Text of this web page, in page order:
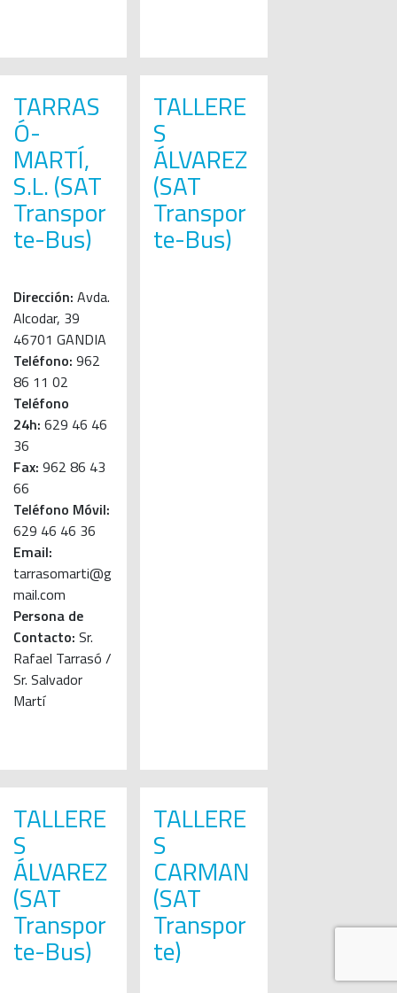
TARRAS
Ó-
MARTÍ,
S.L. (SAT
Transpor
te-Bus)
Dirección: Avda.
Alcodar, 39
46701 GANDIA
Teléfono: 962
86 11 02
Teléfono
24h: 629 46 46
36
Fax: 962 86 43
66
Teléfono Móvil:
629 46 46 36
Email:
tarrasomarti@g
mail.com
Persona de
Contacto: Sr.
Rafael Tarrasó /
Sr. Salvador
Martí
TALLERE
S
ÁLVAREZ
(SAT
Transpor
te-Bus)
TALLERE
S
ÁLVAREZ
(SAT
Transpor
te-Bus)
TALLERE
S
CARMAN
(SAT
Transpor
te)